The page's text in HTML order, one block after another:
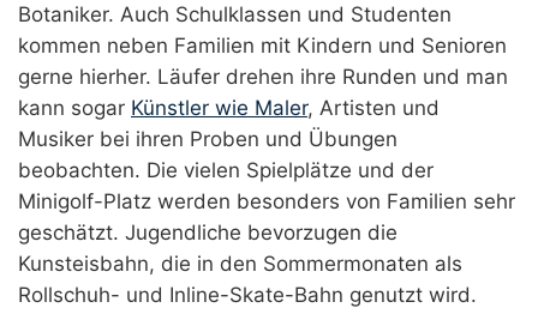
Botaniker. Auch Schulklassen und Studenten
kommen neben Familien mit Kindern und Senioren
gerne hierher. Läufer drehen ihre Runden und man
kann sogar Künstler wie Maler, Artisten und
Musiker bei ihren Proben und Übungen
beobachten. Die vielen Spielplätze und der
Minigolf-Platz werden besonders von Familien sehr
geschätzt. Jugendliche bevorzugen die
Kunsteisbahn, die in den Sommermonaten als
Rollschuh- und Inline-Skate-Bahn genutzt wird.